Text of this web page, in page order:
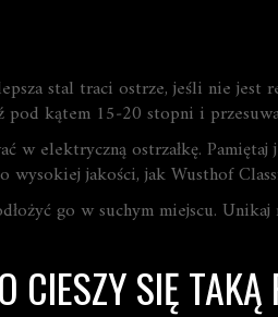
stal traci ostrze, jeśli nie
kątem 15‑20 stopni i
w elektryczną ostrzałkę.
wysokiej jakości, jak Wusthof
go w suchym miejscu.
CIESZY SIĘ